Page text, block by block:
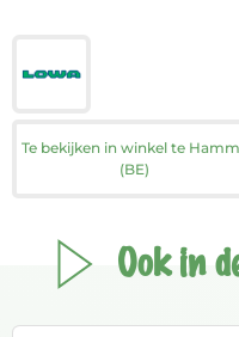
Te bekijken in winkel te
(BE)
Ook in